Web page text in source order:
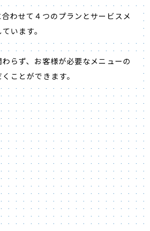
わせて４つのプランとサービスメ
ています。
らず、お客様が必要なメニューの
ことができます。